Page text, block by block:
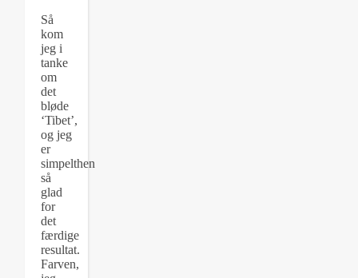
Så
kom
jeg i
tanke
om
det
bløde
‘Tibet’,
og jeg
er
simpelthen
så
glad
for
det
færdige
resultat.
Farven,